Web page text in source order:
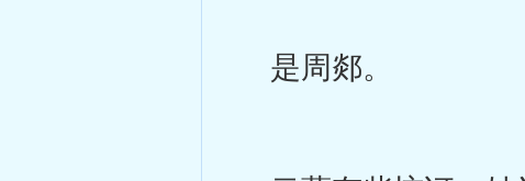
是周郯。